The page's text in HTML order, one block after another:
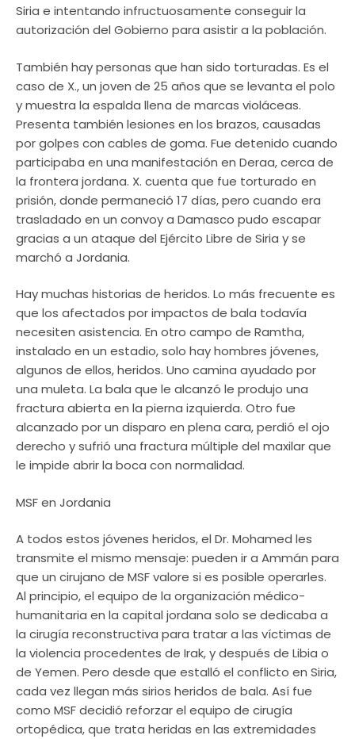
Siria e intentando infructuosamente conseguir la
autorización del Gobierno para asistir a la población.
También hay personas que han sido torturadas. Es el
caso de X., un joven de 25 años que se levanta el polo
y muestra la espalda llena de marcas violáceas.
Presenta también lesiones en los brazos, causadas
por golpes con cables de goma. Fue detenido cuando
participaba en una manifestación en Deraa, cerca de
la frontera jordana. X. cuenta que fue torturado en
prisión, donde permaneció 17 días, pero cuando era
trasladado en un convoy a Damasco pudo escapar
gracias a un ataque del Ejército Libre de Siria y se
marchó a Jordania.
Hay muchas historias de heridos. Lo más frecuente es
que los afectados por impactos de bala todavía
necesiten asistencia. En otro campo de Ramtha,
instalado en un estadio, solo hay hombres jóvenes,
algunos de ellos, heridos. Uno camina ayudado por
una muleta. La bala que le alcanzó le produjo una
fractura abierta en la pierna izquierda. Otro fue
alcanzado por un disparo en plena cara, perdió el ojo
derecho y sufrió una fractura múltiple del maxilar que
le impide abrir la boca con normalidad.
MSF en Jordania
A todos estos jóvenes heridos, el Dr. Mohamed les
transmite el mismo mensaje: pueden ir a Ammán para
que un cirujano de MSF valore si es posible operarles.
Al principio, el equipo de la organización médico-
humanitaria en la capital jordana solo se dedicaba a
la cirugía reconstructiva para tratar a las víctimas de
la violencia procedentes de Irak, y después de Libia o
de Yemen. Pero desde que estalló el conflicto en Siria,
cada vez llegan más sirios heridos de bala. Así fue
como MSF decidió reforzar el equipo de cirugía
ortopédica, que trata heridas en las extremidades